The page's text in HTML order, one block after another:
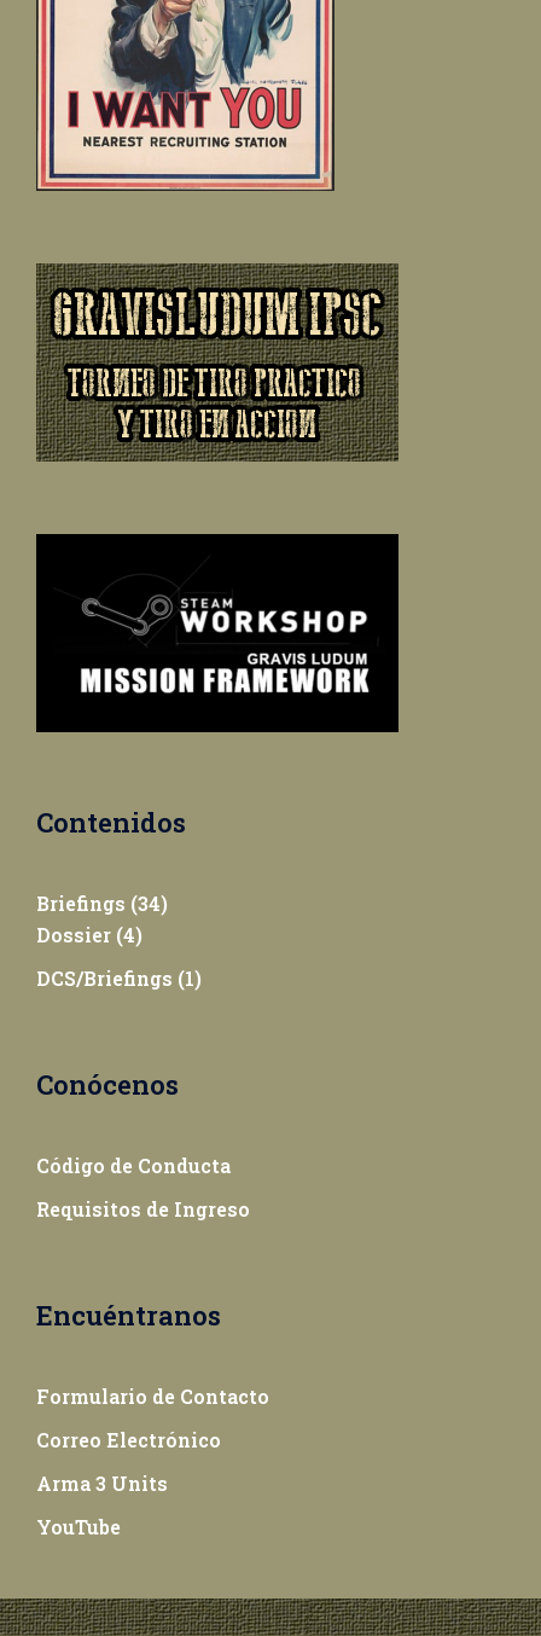
Contenidos
Briefings (34)
Dossier (4)
DCS/Briefings (1)
Conócenos
Código de Conducta
Requisitos de Ingreso
Encuéntranos
Formulario de Contacto
Correo Electrónico
Arma 3 Units
YouTube